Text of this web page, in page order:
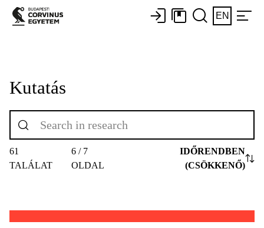
EN
Kutatás
61
TALÁLAT
6 / 7
OLDAL
IDŐRENDBEN
(CSÖKKENŐ)